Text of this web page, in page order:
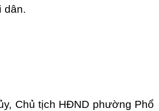
dân.
Chủ tịch HĐND phường Phổ